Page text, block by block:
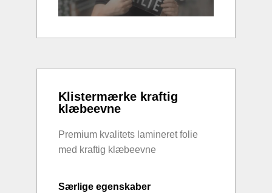
Klistermærke kraftig
klæbeevne
Premium kvalitets lamineret folie
med kraftig klæbeevne
Særlige egenskaber